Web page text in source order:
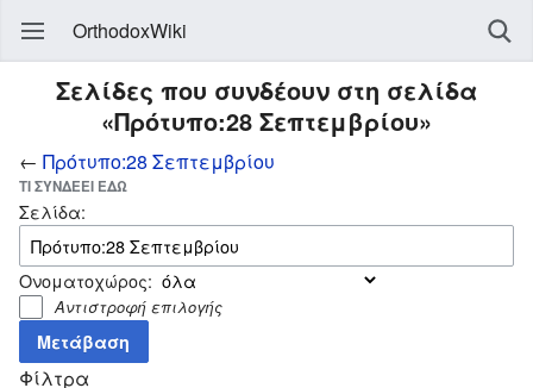
OrthodoxWiki
Σελίδες που συνδέουν στη σελίδα
«Πρότυπο:28 Σεπτεμβρίου»
← Πρότυπο:28 Σεπτεμβρίου
ΤΙ ΣΥΝΔΈΕΙ ΕΔΏ
Σελίδα:
Ονοματοχώρος:
Αντιστροφή επιλογής
Φίλτρα